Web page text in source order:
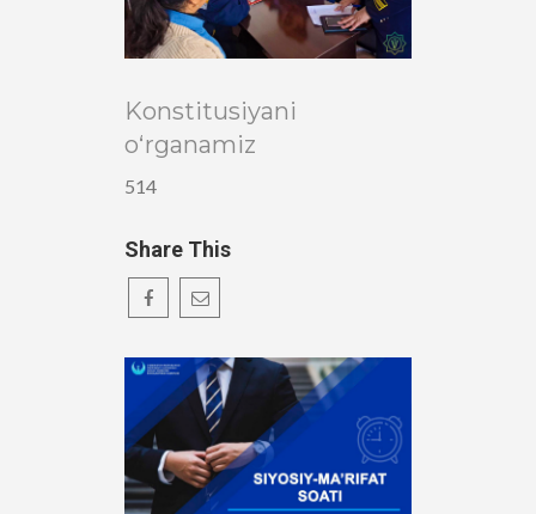
Konstitusiyani
o‘rganamiz
514
Share This